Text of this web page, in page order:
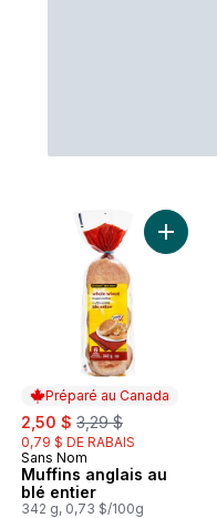
Préparé au Canada
sale:
2,50 $ , formerly:
3,29 $
0,79 $ DE RABAIS
Préparé au Canada
Sans Nom
Muffins anglais au
blé entier
342 g, 0,73 $/100g